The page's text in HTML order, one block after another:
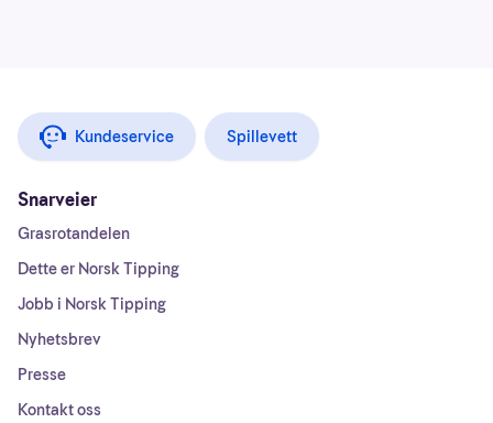
Kundeservice Spillevett
Snarveier
Grasrotandelen
Dette er Norsk Tipping
Jobb i Norsk Tipping
Nyhetsbrev
Presse
Kontakt oss